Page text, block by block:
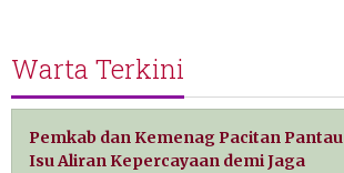
Warta Terkini
Pemkab dan Kemenag Pacitan Pantau
Isu Aliran Kepercayaan demi Jaga